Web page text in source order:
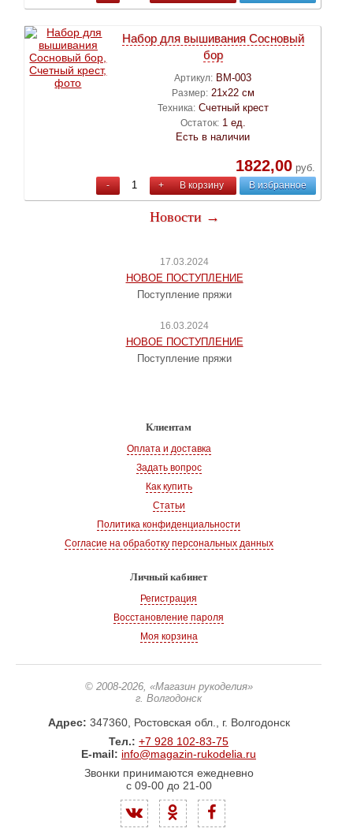
Набор для вышивания Сосновый
бор
Артикул: ВМ-003
Размер: 21х22 см
Техника: Счетный крест
Остаток: 1 ед.
Есть в наличии
1822,00руб.
- + В корзину В избранное
Новости →
17.03.2024
НОВОЕ ПОСТУПЛЕНИЕ
Поступление пряжи
16.03.2024
НОВОЕ ПОСТУПЛЕНИЕ
Поступление пряжи
Клиентам
Оплата и доставка
Задать вопрос
Как купить
Статьи
Политика конфиденциальности
Согласие на обработку персональных данных
Личный кабинет
Регистрация
Восстановление пароля
Моя корзина
© 2008-2026, «Магазин рукоделия»
г. Волгодонск
Адрес: 347360, Ростовская обл., г. Волгодонск
Тел.: +7 928 102-83-75
E-mail: info@magazin-rukodelia.ru
Звонки принимаются ежедневно
с 09-00 до 21-00